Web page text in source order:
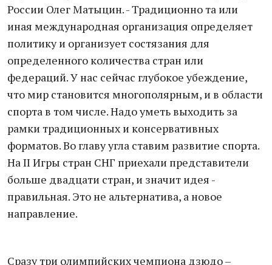
России Олег Матыцин. - Традиционно та или
иная международная организация определяет
политику и организует состязания для
определенного количества стран или
федераций. У нас сейчас глубокое убеждение,
что мир становится многополярным, и в области
спорта в том числе. Надо уметь выходить за
рамки традиционных и консервативных
форматов. Во главу угла ставим развитие спорта.
На II Игры стран СНГ приехали представители
больше двадцати стран, и значит идея -
правильная. Это не альтернатива, а новое
направление.
Сразу три олимпийских чемпиона дзюдо –